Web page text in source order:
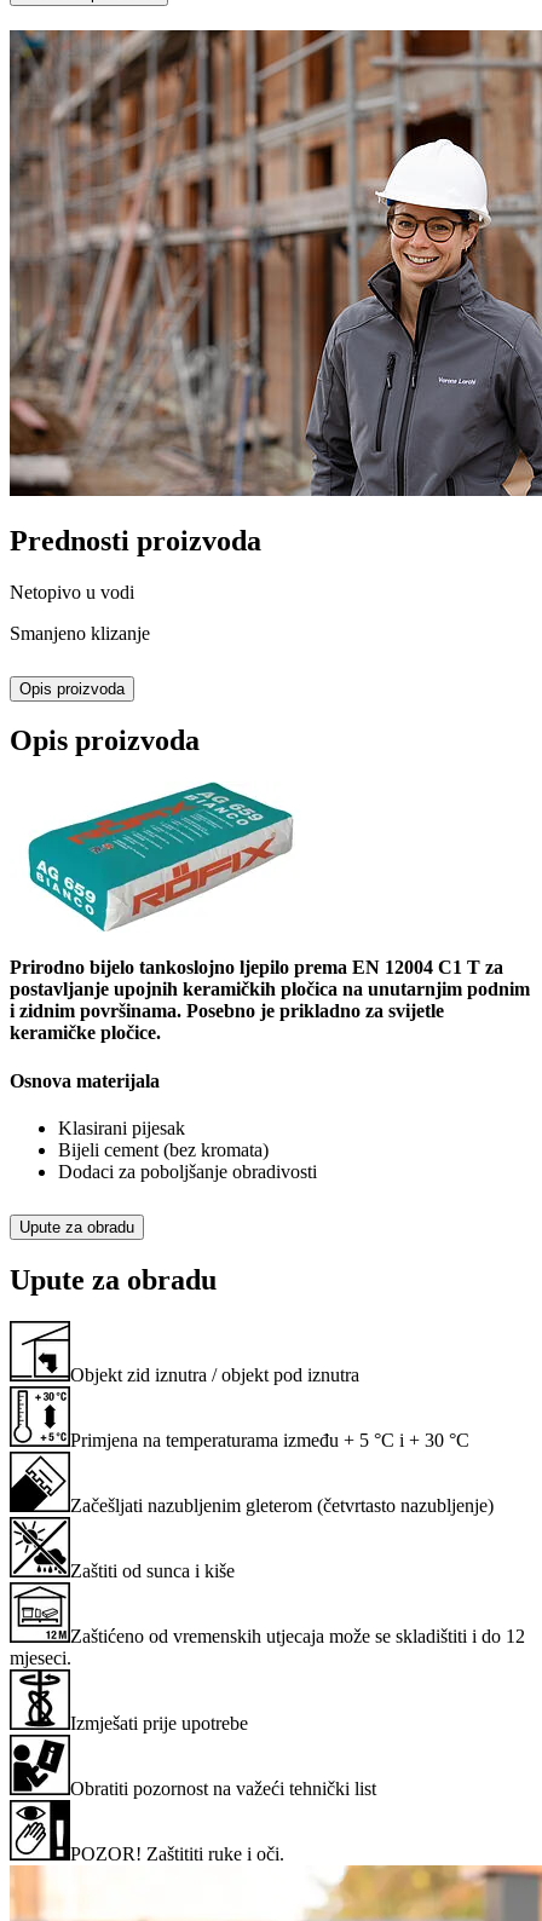
Prednosti proizvoda
Netopivo u vodi
Smanjeno klizanje
Opis proizvoda
Opis proizvoda
Prirodno bijelo tankoslojno ljepilo prema EN 12004 C1 T za
postavljanje upojnih keramičkih pločica na unutarnjim podnim
i zidnim površinama. Posebno je prikladno za svijetle
keramičke pločice.
Osnova materijala
Klasirani pijesak
Bijeli cement (bez kromata)
Dodaci za poboljšanje obradivosti
Upute za obradu
Upute za obradu
Objekt zid iznutra / objekt pod iznutra
Primjena na temperaturama između + 5 °C i + 30 °C
Začešljati nazubljenim gleterom (četvrtasto nazubljenje)
Zaštiti od sunca i kiše
Zaštićeno od vremenskih utjecaja može se skladištiti i do 12
mjeseci.
Izmješati prije upotrebe
Obratiti pozornost na važeći tehnički list
POZOR! Zaštititi ruke i oči.